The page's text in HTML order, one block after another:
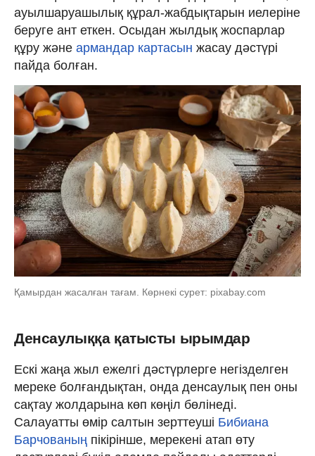
ауылшаруашылық құрал-жабдықтарын иелеріне
беруге ант еткен. Осыдан жылдық жоспарлар
құру және армандар картасын жасау дәстүрі
пайда болған.
Қамырдан жасалған тағам. Көрнекі сурет: pixabay.com
Денсаулыққа қатысты ырымдар
Ескі жаңа жыл ежелгі дәстүрлерге негізделген
мереке болғандықтан, онда денсаулық пен оны
сақтау жолдарына көп көңіл бөлінеді.
Салауатты өмір салтын зерттеуші Бибиана
Барчованың пікірінше, мерекені атап өту